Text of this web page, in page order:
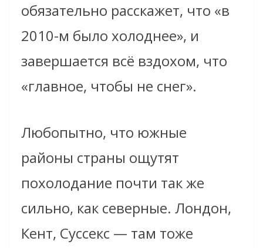
обязательно расскажет, что «в
2010-м было холоднее», и
завершается всё вздохом, что
«главное, чтобы не снег».
Любопытно, что южные
районы страны ощутят
похолодание почти так же
сильно, как северные. Лондон,
Кент, Суссекс — там тоже